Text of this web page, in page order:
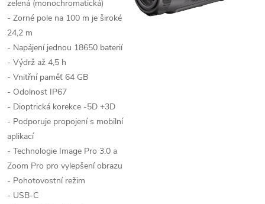
zelená (monochromatická)
- Zorné pole na 100 m je široké
24,2 m
- Napájení jednou 18650 baterií
- Výdrž až 4,5 h
- Vnitřní paměť 64 GB
- Odolnost IP67
- Dioptrická korekce -5D +3D
- Podporuje propojení s mobilní
aplikací
- Technologie Image Pro 3.0 a
Zoom Pro pro vylepšení obrazu
- Pohotovostní režim
- USB-C